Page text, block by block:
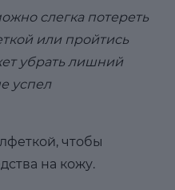
слегка потереть
или пройтись
убрать лишний
успел
чтобы
на кожу.